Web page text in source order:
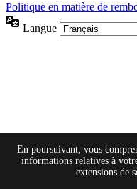
Politique en matière de
Langue
En poursuivant, vous
informations relatives à
extensions de